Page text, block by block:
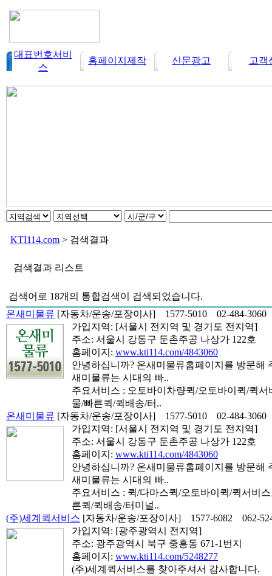
대표번호서비
스
홈페이지제작 신문광고 고객
KTI114.com > 검색결과
검색결과 리스트
검색어로 18개 의 통합검색이 검색되었습니다.
온새미물류 [자동차/운송/포장이사] 1577-5010
02-484-3060
가입지역: [서울시 전지역 및 경기도 전지역]
주소: 서울시 강동구 둔촌주공 나상가 122호
홈페이지: www.kti114.com/4843060
안녕하십니까? 온새미물류홈페이지를 방문해
새미물류는 시대의 빠..
주요서비스 : 오토바이차량퀵/오토바이퀵/퀵
물/빠른퀵/퀵배송/터..
온새미물류 [자동차/운송/포장이사] 1577-5010
02-484-3060
가입지역: [서울시 전지역 및 경기도 전지역]
주소: 서울시 강동구 둔촌주공 나상가 122호
홈페이지: www.kti114.com/4843060
안녕하십니까? 온새미물류홈페이지를 방문해
새미물류는 시대의 빠..
주요서비스 : 퀵/다마스퀵/오토바이퀵/퀵서비
른퀵/퀵배송/터미널..
(주)세계퀵서비스 [자동차/운송/포장이사] 1577-6082
062-
가입지역: [광주광역시 전지역]
주소: 광주광역시 북구 중흥동 671-1번지
홈페이지: www.kti114.com/5248277
(주)세계퀵서비스를 찾아주셔서 감사합니다.